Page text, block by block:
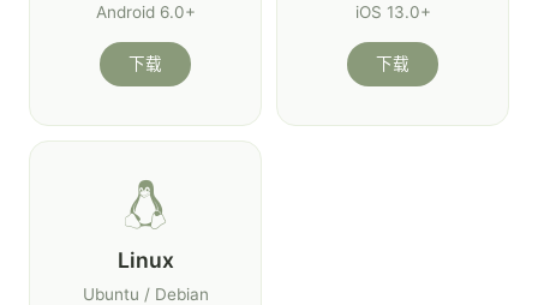
Android 6.0+
下载
iOS 13.0+
下载
Linux
Ubuntu / Debian